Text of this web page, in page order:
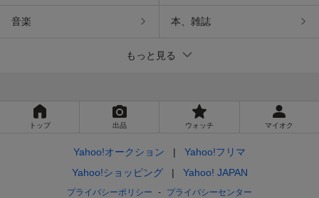
音楽 本、雑誌
もっと見る
トップ 出品 ウォッチ マイオク
Yahoo!オークション
Yahoo!フリマ
Yahoo!ショッピング
Yahoo! JAPAN
プライバシーポリシー
プライバシーセンター